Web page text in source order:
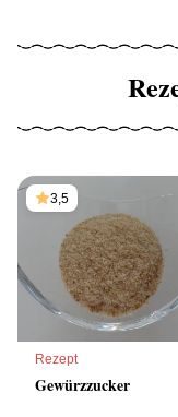
3,5
Rezept
Gewürzzucker